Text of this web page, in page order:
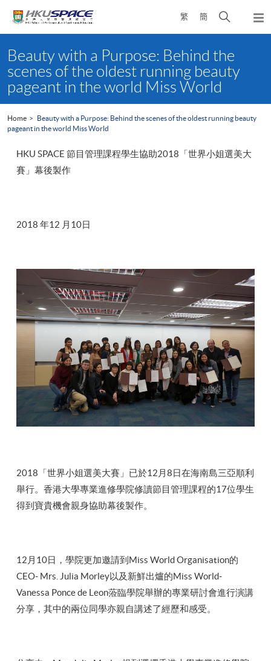
繁 簡
Open
search
content
startBeauty with a Purpose: Behind the
scenes of the oldest running beauty
pageant in the world Miss World
Home
Beauty with a Purpose: Behind the scenes of the oldest running beauty
pageant in the world Miss World
HKU SPACE 節目管理課程學生協助2018「世界小姐選美大
賽」幕後製作
2018 年12 月10日
2018「世界小姐選美大賽」已於12月8日在海南島三亞順利
舉行。香港大學專業進修學院修讀節目管理課程的17位學生
得到寶貴機會親身協助幕後製作。
12月10日，學院更加邀請到Miss World Organisation的
CEO- Mrs. Julia Morley以及新鮮出爐的Miss World-
Vanessa Ponce de Leon蒞臨學院舉辦的專業研討會進行演講
分享，其中的兩位同學亦親自講述了經歷和感受。